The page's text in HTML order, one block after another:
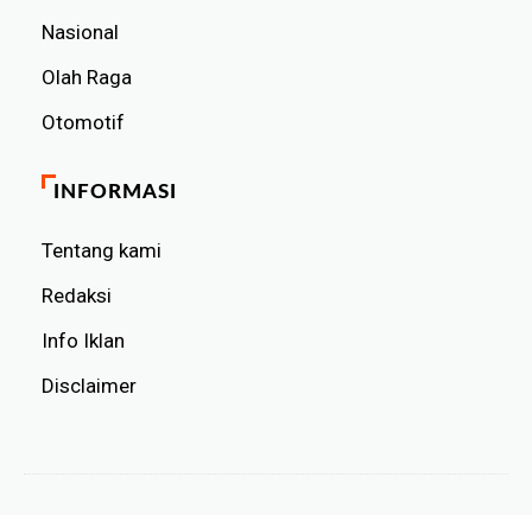
Nasional
Olah Raga
Otomotif
INFORMASI
Tentang kami
Redaksi
Info Iklan
Disclaimer